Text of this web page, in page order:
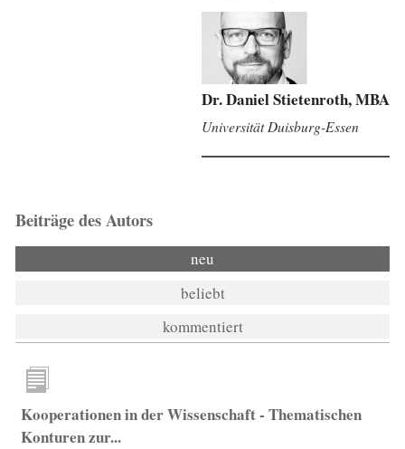
Dr. Daniel Stietenroth, MBA
Universität Duisburg-Essen
Beiträge des Autors
neu
beliebt
kommentiert
Kooperationen in der Wissenschaft - Thematischen
Konturen zur...